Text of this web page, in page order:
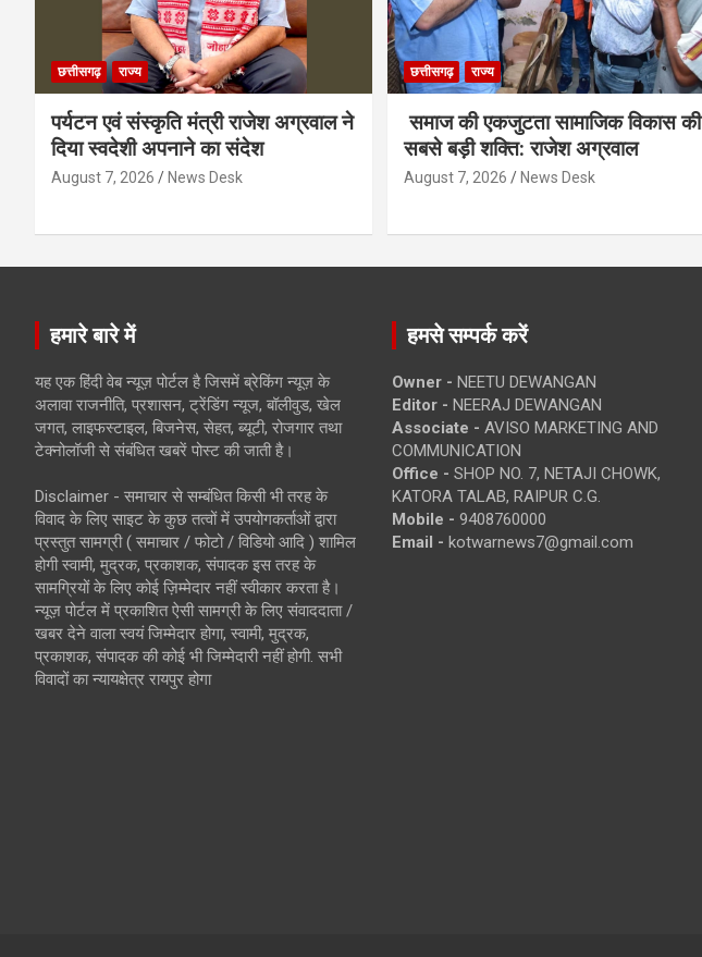
छत्तीसगढ़ राज्य
पर्यटन एवं संस्कृति मंत्री राजेश अग्रवाल ने
दिया स्वदेशी अपनाने का संदेश
August 7, 2026 News Desk
छत्तीसगढ़ राज्य
समाज की एकजुटता सामाजिक विकास की
सबसे बड़ी शक्ति: राजेश अग्रवाल
August 7, 2026 News Desk
हमारे बारे में
यह एक हिंदी वेब न्यूज़ पोर्टल है जिसमें ब्रेकिंग न्यूज़ के
अलावा राजनीति, प्रशासन, ट्रेंडिंग न्यूज, बॉलीवुड, खेल
जगत, लाइफस्टाइल, बिजनेस, सेहत, ब्यूटी, रोजगार तथा
टेक्नोलॉजी से संबंधित खबरें पोस्ट की जाती है।
Disclaimer - समाचार से सम्बंधित किसी भी तरह के
विवाद के लिए साइट के कुछ तत्वों में उपयोगकर्ताओं द्वारा
प्रस्तुत सामग्री ( समाचार / फोटो / विडियो आदि ) शामिल
होगी स्वामी, मुद्रक, प्रकाशक, संपादक इस तरह के
सामग्रियों के लिए कोई ज़िम्मेदार नहीं स्वीकार करता है।
न्यूज़ पोर्टल में प्रकाशित ऐसी सामग्री के लिए संवाददाता /
खबर देने वाला स्वयं जिम्मेदार होगा, स्वामी, मुद्रक,
प्रकाशक, संपादक की कोई भी जिम्मेदारी नहीं होगी. सभी
विवादों का न्यायक्षेत्र रायपुर होगा
हमसे सम्पर्क करें
Owner - NEETU DEWANGAN
Editor - NEERAJ DEWANGAN
Associate - AVISO MARKETING AND
COMMUNICATION
Office - SHOP NO. 7, NETAJI CHOWK,
KATORA TALAB, RAIPUR C.G.
Mobile - 9408760000
Email - kotwarnews7@gmail.com